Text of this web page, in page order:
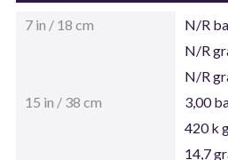
7 in / 18 cm
N/R
N/R
N/R
15 in / 38 cm
3,00
420 k
14,7